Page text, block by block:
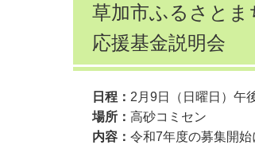
草加市ふるさとま
応援基金説明会
日程： 2月9日（日曜日）午
場所： 高砂コミセン
内容： 令和7年度の募集開